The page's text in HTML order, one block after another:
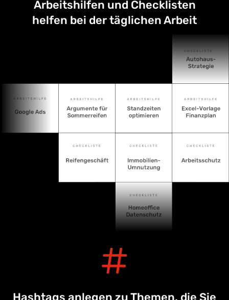
Arbeitshilfen und Checklisten
helfen bei der täglichen Arbeit
Hashtags anlegen zu Themen, die Sie